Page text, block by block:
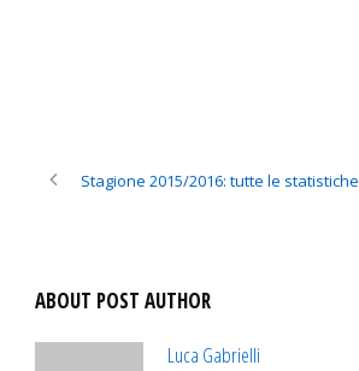
Stagione 2015/2016: tutte le statistiche
ABOUT POST AUTHOR
Luca Gabrielli